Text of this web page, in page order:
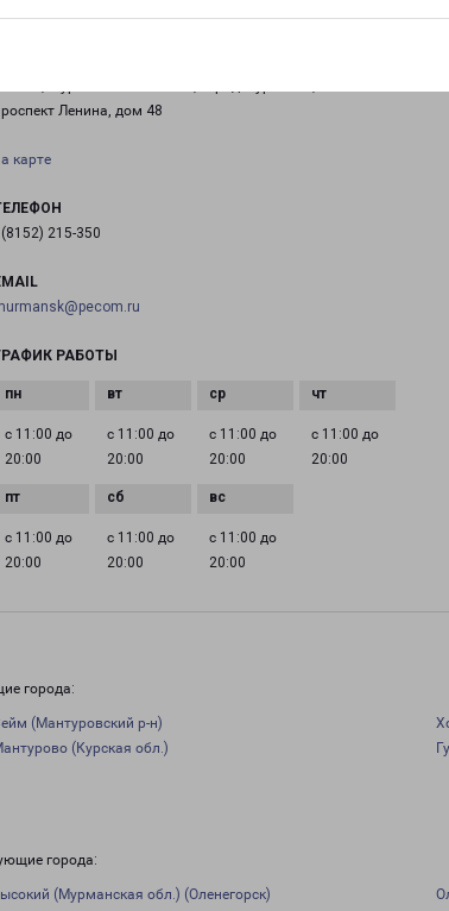
Ленина, дом 48
карте
215-350
РАБОТЫ
с 11:00 до
20:00
с 11:00 до
20:00
с 11:00 до
20:00
с 11:00 до
20:00
с 11:00 до
20:00
с 11:00 до
20:00
с 11:00 до
20:00
города:
(Мантуровский р-н)
(Курская обл.)
города:
(Мурманская обл.) (Оленегорск)